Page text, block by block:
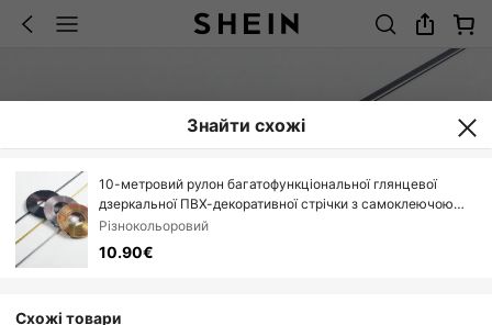
Знайти схожі
10-метровий рулон багатофункціональної глянцевої
дзеркальної ПВХ-декоративної стрічки з самоклеючою
поверхнею - з металевим покриттям, водонепроникна та
вологостійка, можна вільно різати, підходить для затирки
шпалер, акцентного декору стін, окантовки шаф та іншого
Різнокольоровий
10.90€
Схожі товари